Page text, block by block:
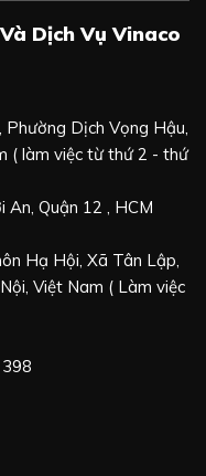
Dịch Vụ Vinaco
Dịch Vọng Hậu,
( làm việc từ thứ 2 - thứ
Quận 12 , HCM
Hạ Hội, Xã Tân Lập,
Việt Nam ( Làm việc